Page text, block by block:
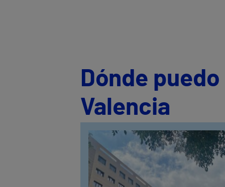
Dónde
Valencia